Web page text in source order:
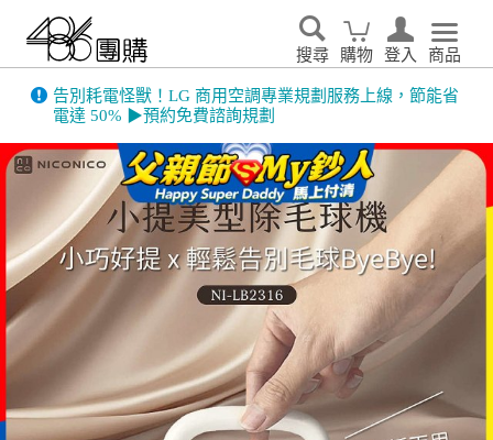
搜尋 購物 登入 商品
告別耗電怪獸！LG 商用空調專業規劃服務上線，節能省
電達 50% ▶預約免費諮詢規劃